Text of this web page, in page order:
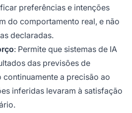
preferências e intenções
do comportamento real, e não
declaradas.
: Permite que sistemas de IA
das previsões de
a precisão ao
inferidas levaram à satisfação